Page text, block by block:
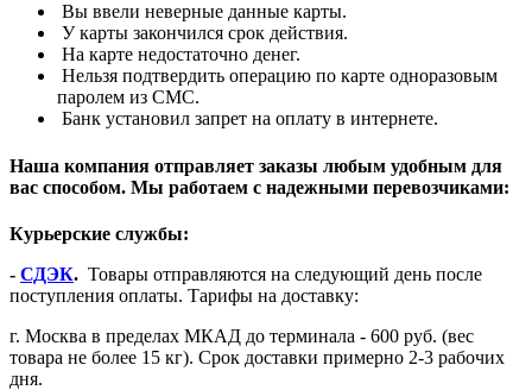
Вы ввели неверные данные карты.
У карты закончился срок действия.
На карте недостаточно денег.
Нельзя подтвердить операцию по карте одноразовым
паролем из СМС.
Банк установил запрет на оплату в интернете.
Наша компания отправляет заказы любым удобным для
вас способом. Мы работаем с надежными перевозчиками:
Курьерские службы:
- СДЭК. Товары отправляются на следующий день после
поступления оплаты. Тарифы на доставку:
г. Москва в пределах МКАД до терминала - 600 руб. (вес
товара не более 15 кг). Срок доставки примерно 2-3 рабочих
дня.